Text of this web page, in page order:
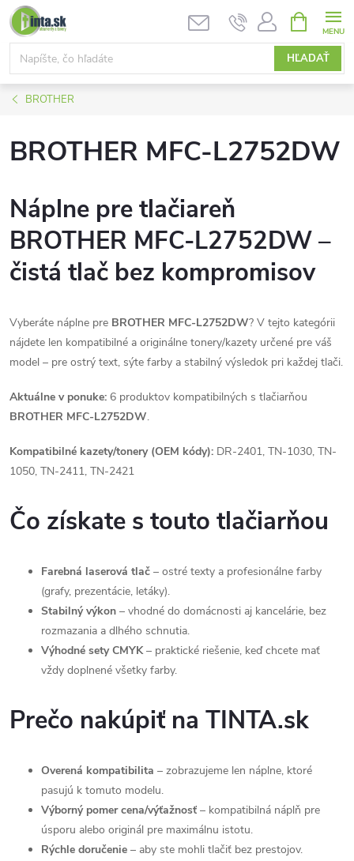
Prejsť
na
obsah
HĽADAŤ
KOŠÍK
BROTHER
BROTHER MFC-L2752DW
Náplne pre tlačiareň
BROTHER MFC-L2752DW –
čistá tlač bez kompromisov
Vyberáte náplne pre BROTHER MFC-L2752DW? V tejto kategórii
nájdete len kompatibilné a originálne tonery/kazety určené pre váš
model – pre ostrý text, sýte farby a stabilný výsledok pri každej tlači.
Aktuálne v ponuke: 6 produktov kompatibilných s tlačiarňou
BROTHER MFC-L2752DW.
Kompatibilné kazety/tonery (OEM kódy): DR-2401, TN-1030, TN-
1050, TN-2411, TN-2421
Čo získate s touto tlačiarňou
Farebná laserová tlač – ostré texty a profesionálne farby
(grafy, prezentácie, letáky).
Stabilný výkon – vhodné do domácnosti aj kancelárie, bez
rozmazania a dlhého schnutia.
Výhodné sety CMYK– praktické riešenie, keď chcete mať
vždy doplnené všetky farby.
Prečo nakúpiť na TINTA.sk
Overená kompatibilita – zobrazujeme len náplne, ktoré
pasujú k tomuto modelu.
Výborný pomer cena/výťažnosť – kompatibilná náplň pre
úsporu alebo originál pre maximálnu istotu.
Rýchle doručenie – aby ste mohli tlačiť bez prestojov.